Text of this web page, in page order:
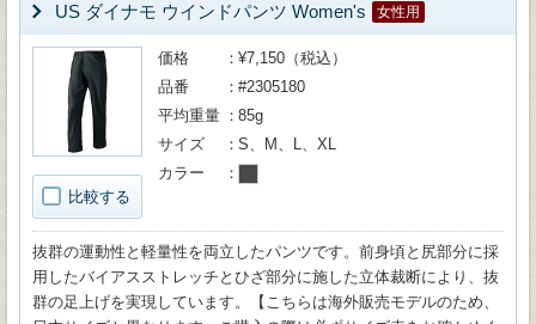
US ダイナモ ウインドパンツ Women's 女性用
比較する
価格
¥7,150（税込）
品番
#2305180
平均重量
85g
サイズ
S、M、L、XL
カラー
抜群の運動性と軽量性を両立したパンツです。前身頃と尻部分に採
用したバイアスストレッチとひざ部分に施した立体裁断により、抜
群の足上げを実現しています。【こちらは海外販売モデルのため、